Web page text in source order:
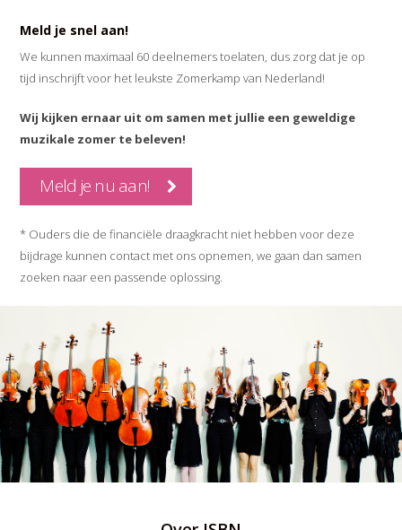
Meld je snel aan!
We kunnen maximaal 60 deelnemers toelaten, dus zorg dat je op
tijd inschrijft voor het leukste Zomerkamp van Nederland!
Wij kijken ernaar uit om samen met jullie een geweldige
muzikale zomer te beleven!
Meld je nu aan!
* Ouders die de financiële draagkracht niet hebben voor deze
bijdrage kunnen contact met ons opnemen, we gaan dan samen
zoeken naar een passende oplossing.